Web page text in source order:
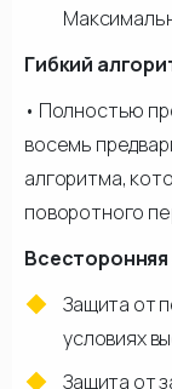
Гибкий
• Полностью
восемь
алгоритма,
поворотного
Защита от
условиях
Защита от